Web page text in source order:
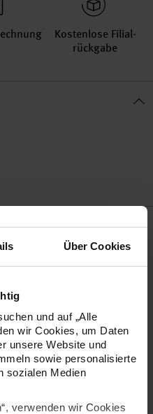
Über Cookies
und auf „Alle
wir Cookies, um Daten
unsere Website und
sowie personalisierte
sozialen Medien
verwenden wir Cookies
Kosten­lose Filial­
rückgabe
darunter Schwalben,
sie nicht nur funktional,
Die Radiergummis
oder kreative Projekte. Sie
und sind gleichzeitig ein